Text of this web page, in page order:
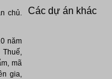
chủ.
năm
Thuế,
mã
gia,
Các dự án khác